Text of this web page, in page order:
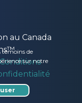
au Canada
Conditions
témoins de
sur notre